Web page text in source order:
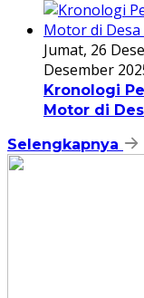
Jumat, 26
Desember
Kronologi
Motor di
Selengkapnya